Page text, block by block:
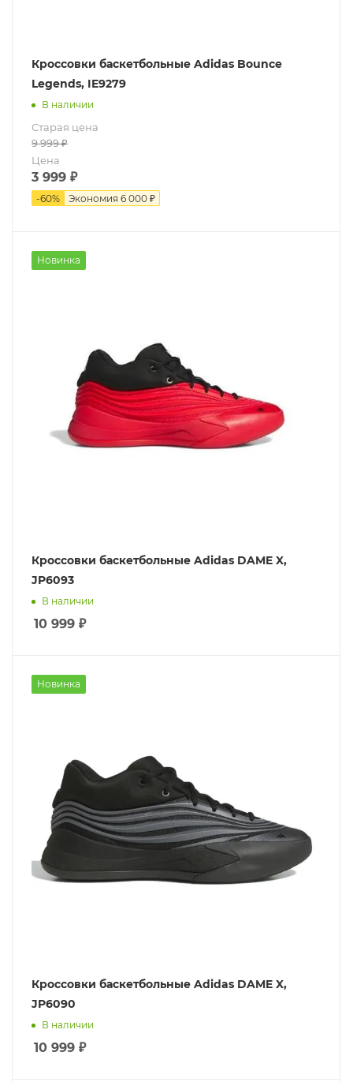
Кроссовки баскетбольные Adidas Bounce
Legends, IE9279
В наличии
Старая цена
9 999₽
Цена
3 999 ₽
-60% Экономия 6 000 ₽
Новинка
Кроссовки баскетбольные Adidas DAME X,
JP6093
В наличии
10 999 ₽
Новинка
Кроссовки баскетбольные Adidas DAME X,
JP6090
В наличии
10 999 ₽